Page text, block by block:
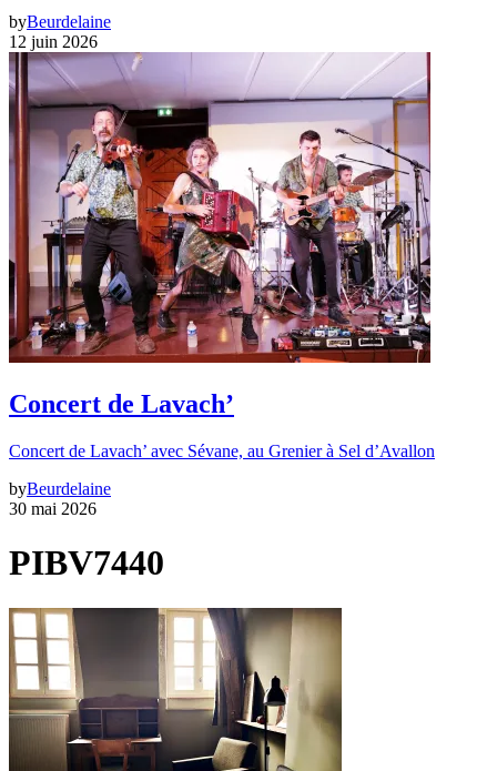
byBeurdelaine
12 juin 2026
Concert de Lavach’
Concert de Lavach’ avec Sévane, au Grenier à Sel d’Avallon
byBeurdelaine
30 mai 2026
PIBV7440